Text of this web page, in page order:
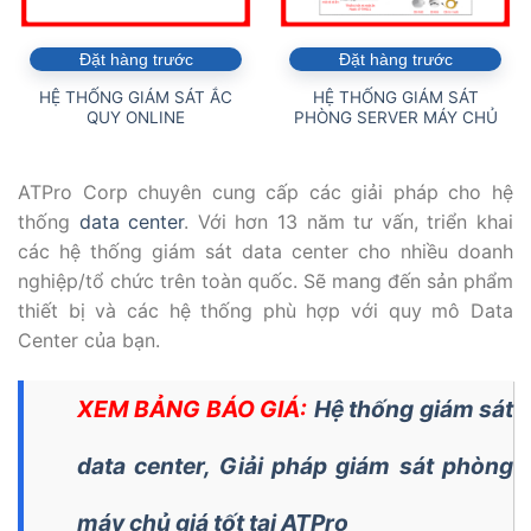
Đặt hàng trước
HỆ THỐNG GIÁM SÁT ẮC
QUY ONLINE
Đặt hàng trước
HỆ THỐNG GIÁM SÁT
PHÒNG SERVER MÁY CHỦ
ATPro Corp chuyên cung cấp các giải pháp cho hệ
thống data center. Với hơn 13 năm tư vấn, triển khai
các hệ thống giám sát data center cho nhiều doanh
nghiệp/tổ chức trên toàn quốc. Sẽ mang đến sản phẩm
thiết bị và các hệ thống phù hợp với quy mô Data
Center của bạn.
XEM BẢNG BÁO GIÁ: Hệ thống giám sát
data center, Giải pháp giám sát phòng
máy chủ giá tốt tại ATPro